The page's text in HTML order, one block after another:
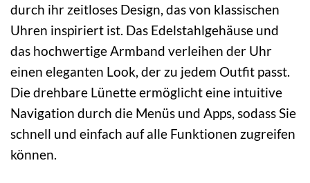
durch ihr zeitloses Design, das von klassischen
Uhren inspiriert ist. Das Edelstahlgehäuse und
das hochwertige Armband verleihen der Uhr
einen eleganten Look, der zu jedem Outfit passt.
Die drehbare Lünette ermöglicht eine intuitive
Navigation durch die Menüs und Apps, sodass Sie
schnell und einfach auf alle Funktionen zugreifen
können.